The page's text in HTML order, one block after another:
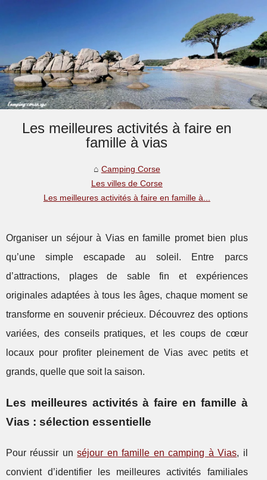
Les meilleures activités à faire en
famille à vias
Camping Corse
Les villes de Corse
Les meilleures activités à faire en famille à...
Organiser un séjour à Vias en famille promet bien plus
qu’une simple escapade au soleil. Entre parcs
d’attractions, plages de sable fin et expériences
originales adaptées à tous les âges, chaque moment se
transforme en souvenir précieux. Découvrez des options
variées, des conseils pratiques, et les coups de cœur
locaux pour profiter pleinement de Vias avec petits et
grands, quelle que soit la saison.
Les meilleures activités à faire en famille à
Vias : sélection essentielle
Pour réussir unséjour en famille en camping à Vias, il
convient d’identifier les meilleures activités familiales